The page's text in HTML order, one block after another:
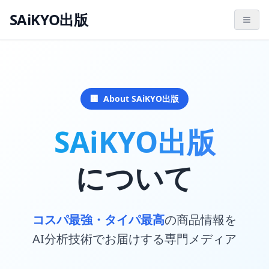
SAiKYO出版
🏢 About SAiKYO出版
SAiKYO出版
について
コスパ最強・タイパ最高の商品情報を
AI分析技術でお届けする専門メディア